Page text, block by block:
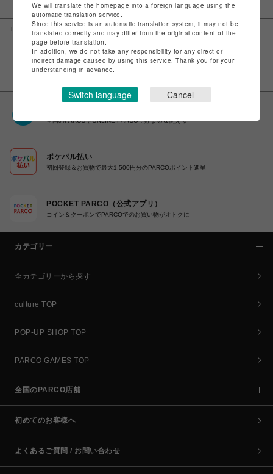
TOP PARCO_ya 上野 AYANOKOJI パルコヤ上野店
全国のPARCOやONLINE PARCOで貯まる＆使える
ポケパル払い
初回登録＆お買物で最大1,500円分のPARCOポイント進呈
POCKET PARCO（公式アプリ）
コイン＆クーポンでPARCOでのお買い物がオトクに
カテゴリー
全カテゴリーから探す
culture TOP
POP-UP SHOP TOP
PARCO GAMES TOP
全国のPARCO店舗
初めてのお客様へ
よくあるご質問 / お問い合わせ
We will translate the homepage into a foreign language using the
automatic translation service.
Since this service is an automatic translation system, it may not be
translated correctly and may differ from the original content of the
page before translation.
In addition, we do not take any responsibility for any direct or
indirect damage caused by using this service. Thank you for your
understanding in advance.
Switch language Cancel